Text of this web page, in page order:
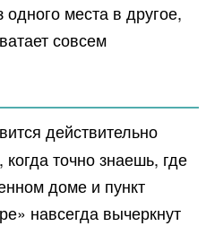
места в другое,
совсем
действительно
точно знаешь, где
доме и пункт
навсегда вычеркнут